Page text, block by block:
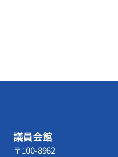
議員会館
〒100-8962